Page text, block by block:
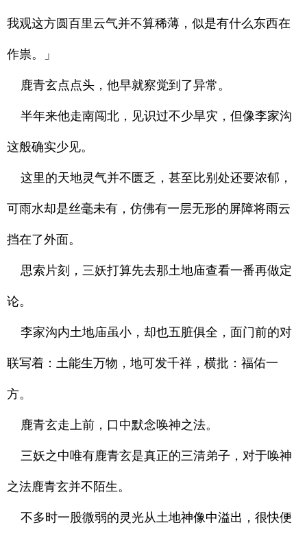
我观这方圆百里云气并不算稀薄，似是有什么东西在
作祟。」
鹿青玄点点头，他早就察觉到了异常。
半年来他走南闯北，见识过不少旱灾，但像李家沟
这般确实少见。
这里的天地灵气并不匮乏，甚至比别处还要浓郁，
可雨水却是丝毫未有，仿佛有一层无形的屏障将雨云
挡在了外面。
思索片刻，三妖打算先去那土地庙查看一番再做定
论。
李家沟内土地庙虽小，却也五脏俱全，面门前的对
联写着：土能生万物，地可发千祥，横批：福佑一
方。
鹿青玄走上前，口中默念唤神之法。
三妖之中唯有鹿青玄是真正的三清弟子，对于唤神
之法鹿青玄并不陌生。
不多时一股微弱的灵光从土地神像中溢出，很快便